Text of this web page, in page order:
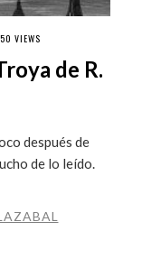
VIEWS
de R.
después de
de lo leído.